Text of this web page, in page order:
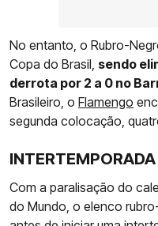
No entanto, o Rubro-
Copa do Brasil, sendo
derrota por 2 a 0 no
Brasileiro, o Flamengo
segunda colocação,
Com a paralisação do
do Mundo, o elenco